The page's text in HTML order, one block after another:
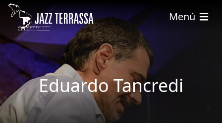
Skip to main content
Menú
Eduardo Tancredi